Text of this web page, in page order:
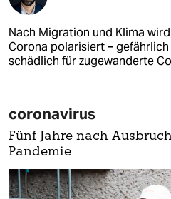
Nach Migration und Klima
Corona polarisiert –
schädlich für zugewanderte
coronavirus
Fünf Jahre nach
Pandemie